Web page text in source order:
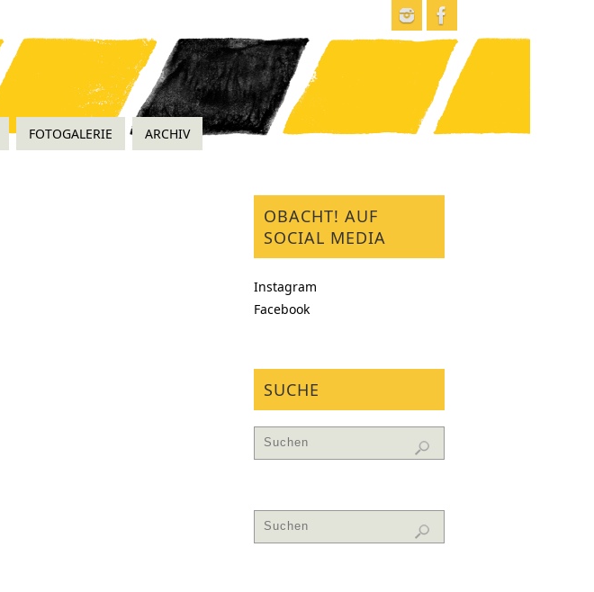
FOTOGALERIE ARCHIV
OBACHT! AUF
SOCIAL MEDIA
Instagram
Facebook
SUCHE